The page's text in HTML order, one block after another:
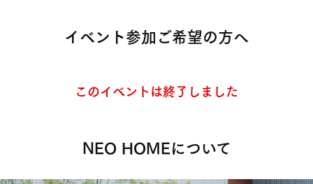
イベント参加ご希望の方へ
このイベントは終了しました
NEO HOMEについて